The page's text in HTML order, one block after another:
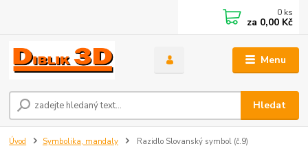
Menu
Hledat
0 ks
za 0,00 Kč
Úvod Symbolika, mandaly Razidlo Slovanský symbol (č.9)